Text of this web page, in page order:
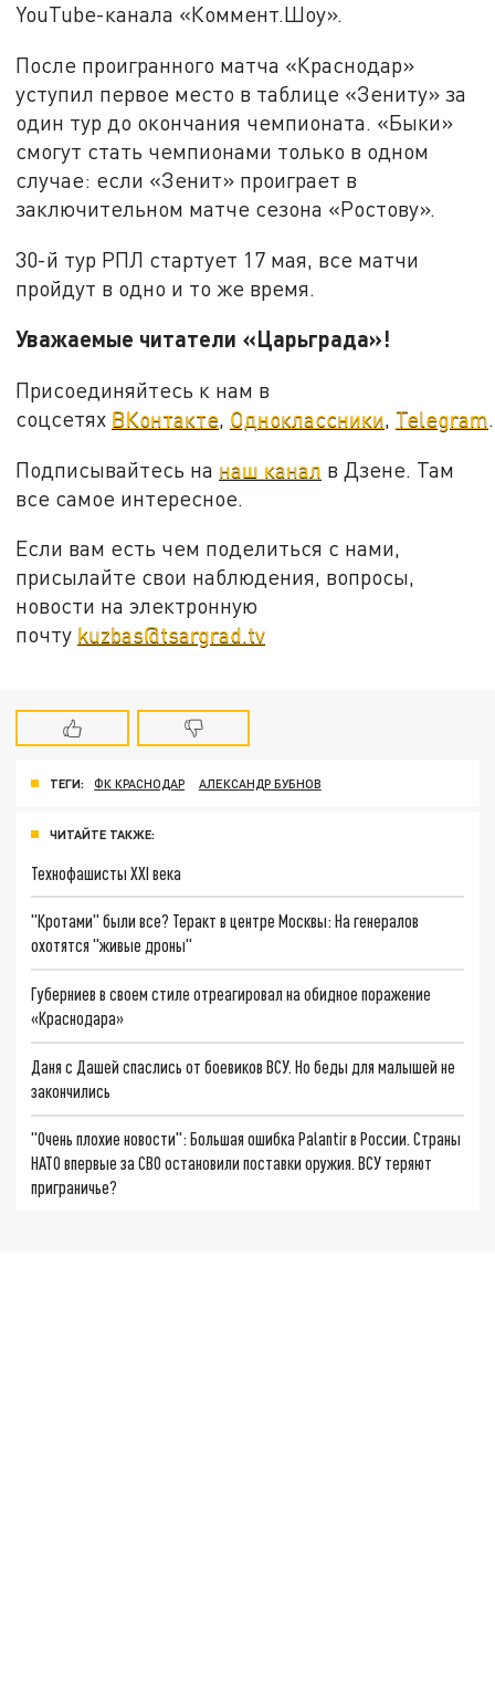
YouTube-канала «Коммент.Шоу».
После проигранного матча «Краснодар»
уступил первое место в таблице «Зениту» за
один тур до окончания чемпионата. «Быки»
смогут стать чемпионами только в одном
случае: если «Зенит» проиграет в
заключительном матче сезона «Ростову».
30-й тур РПЛ стартует 17 мая, все матчи
пройдут в одно и то же время.
Уважаемые читатели «Царьграда»!
Присоединяйтесь к нам в
соцсетях ВКонтакте, Одноклассники, Telegram.
Подписывайтесь на наш канал в Дзене. Там
все самое интересное.
Если вам есть чем поделиться с нами,
присылайте свои наблюдения, вопросы,
новости на электронную
почту kuzbas@tsargrad.tv
ТЕГИ: ФК КРАСНОДАР АЛЕКСАНДР БУБНОВ
ЧИТАЙТЕ ТАКЖЕ:
Технофашисты XXI века
"Кротами" были все? Теракт в центре Москвы: На генералов
охотятся "живые дроны"
Губерниев в своем стиле отреагировал на обидное поражение
«Краснодара»
Даня с Дашей спаслись от боевиков ВСУ. Но беды для малышей не
закончились
"Очень плохие новости": Большая ошибка Palantir в России. Страны
НАТО впервые за СВО остановили поставки оружия. ВСУ теряют
приграничье?